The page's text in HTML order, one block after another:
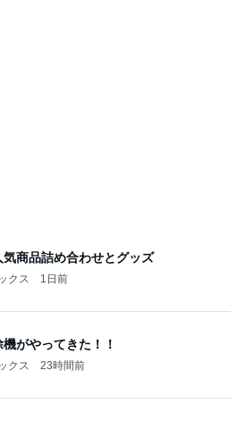
気商品詰め合わせとグッズ
クス 1日前
がやってきた！！
クス 23時間前